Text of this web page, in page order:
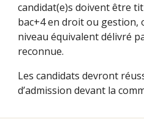
candidat(e)s doivent être
bac+4 en droit ou gestion,
niveau équivalent délivré
reconnue.
Les candidats devront
d’admission devant la